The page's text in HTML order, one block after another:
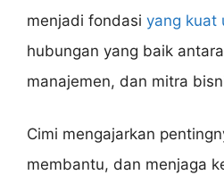
menjadi fondasi yang kuat
hubungan yang baik
manajemen, dan mitra
Cimi mengajarkan
membantu, dan menjaga